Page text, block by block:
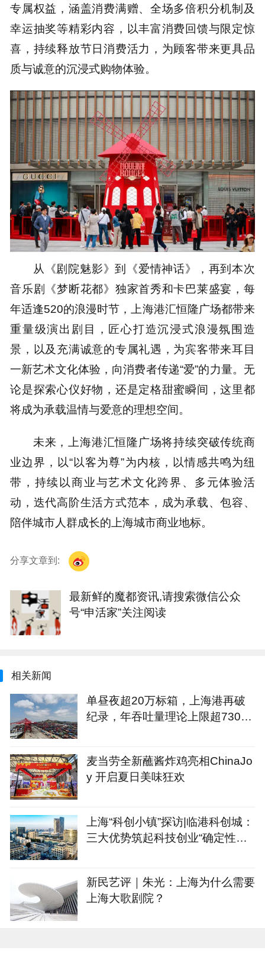
专属权益，涵盖消费满赠、全场多倍积分机制及
幸运抽奖等精彩内容，以丰富消费回馈与限定惊
喜，持续释放节日消费活力，为顾客带来更具品
质与诚意的沉浸式购物体验。
从《剧院魅影》到《爱情神话》，再到本次
音乐剧《梦断花都》独家首秀和卡巴莱盛宴，每
年适逢520的浪漫时节，上海港汇恒隆广场都带来
重量级演出剧目，匠心打造沉浸式浪漫氛围造
景，以及充满诚意的专属礼遇，为宾客带来耳目
一新艺术文化体验，向消费者传递“爱”的力量。无
论是探索心仪好物，还是定格甜蜜瞬间，这里都
将成为承载温情与爱意的理想空间。
未来，上海港汇恒隆广场将持续突破传统商
业边界，以“以客为尊”为内核，以情感共鸣为纽
带，持续以商业与艺术文化跨界、多元体验活
动，迭代高阶生活方式范本，成为承载、包容、
陪伴城市人群成长的上海城市商业地标。
分享文章到:
最新鲜的魔都资讯,请搜索微信公众
号“申活家”关注阅读
相关新闻
单昼夜超20万标箱，上海港再破
纪录，年吞吐量理论上限超7300
麦当劳全新蘸酱炸鸡亮相ChinaJo
y 开启夏日美味狂欢
上海“科创小镇”探访|临港科创城：
三大优势筑起科技创业“确定性公
新民艺评｜朱光：上海为什么需要
上海大歌剧院？